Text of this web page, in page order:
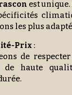
est
les plus
Prix :
de
haute